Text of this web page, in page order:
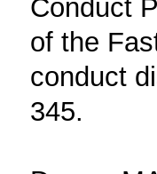
Conduct
of the
conduct
345.